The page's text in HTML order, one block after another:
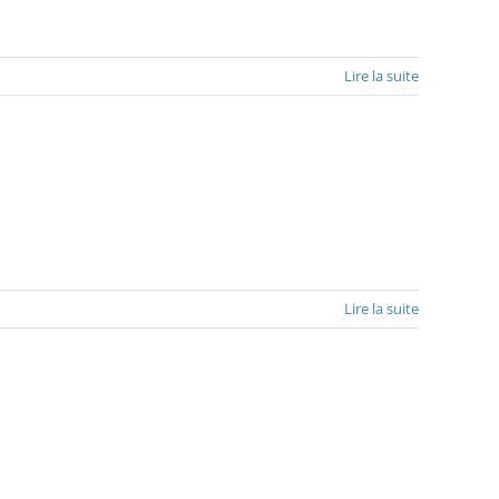
Lire la suite
Lire la suite